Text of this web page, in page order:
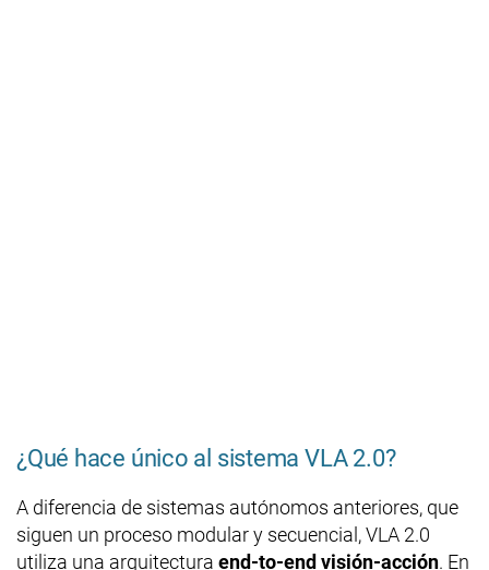
¿Qué hace único al sistema VLA 2.0?
A diferencia de sistemas autónomos anteriores, que
siguen un proceso modular y secuencial, VLA 2.0
utiliza una arquitectura end-to-end visión-acción. En